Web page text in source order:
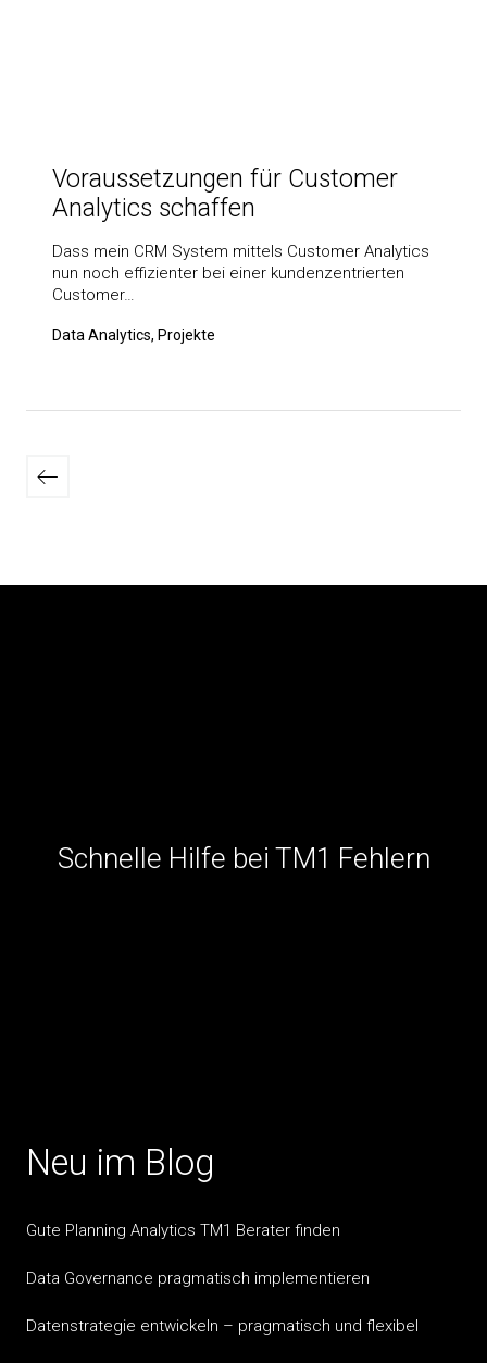
Voraussetzungen für Customer
Analytics schaffen
Dass mein CRM System mittels Customer Analytics
nun noch effizienter bei einer kundenzentrierten
Customer…
Data Analytics, Projekte
derBeiträge
Schnelle Hilfe bei TM1 Fehlern
Neu im Blog
Gute Planning Analytics TM1 Berater finden
Data Governance pragmatisch implementieren
Datenstrategie entwickeln – pragmatisch und flexibel